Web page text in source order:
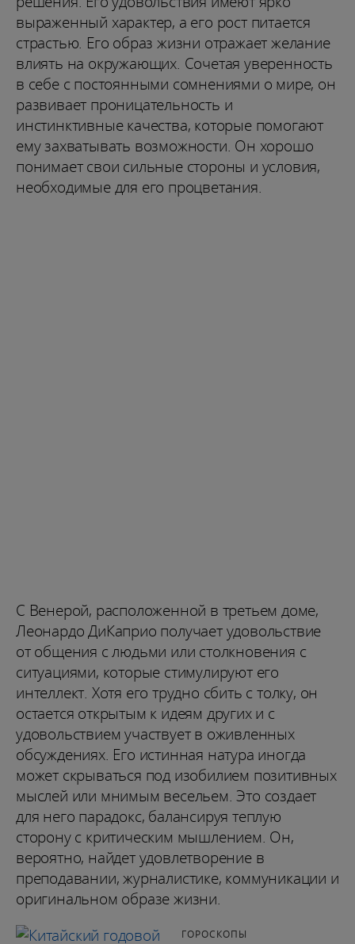
выраженный характер, а его рост питается
страстью. Его образ жизни отражает желание
влиять на окружающих. Сочетая уверенность
в себе с постоянными сомнениями о мире, он
развивает проницательность и
инстинктивные качества, которые помогают
ему захватывать возможности. Он хорошо
понимает свои сильные стороны и условия,
необходимые для его процветания.
С Венерой, расположенной в третьем доме,
Леонардо ДиКаприо получает удовольствие
от общения с людьми или столкновения с
ситуациями, которые стимулируют его
интеллект. Хотя его трудно сбить с толку, он
остается открытым к идеям других и с
удовольствием участвует в оживленных
обсуждениях. Его истинная натура иногда
может скрываться под изобилием позитивных
мыслей или мнимым весельем. Это создает
для него парадокс, балансируя теплую
сторону с критическим мышлением. Он,
вероятно, найдет удовлетворение в
преподавании, журналистике, коммуникации и
оригинальном образе жизни.
ГОРОСКОПЫ